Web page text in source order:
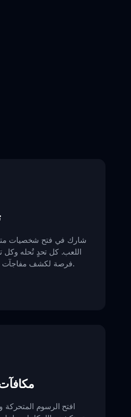
شارك في فتح شخصيات
اللعب. كل تحدٍ تُحله وكل
فرصة لكشف مفاجآت ورسوم متحركة جديدة.
افتح الرسوم المتحركة